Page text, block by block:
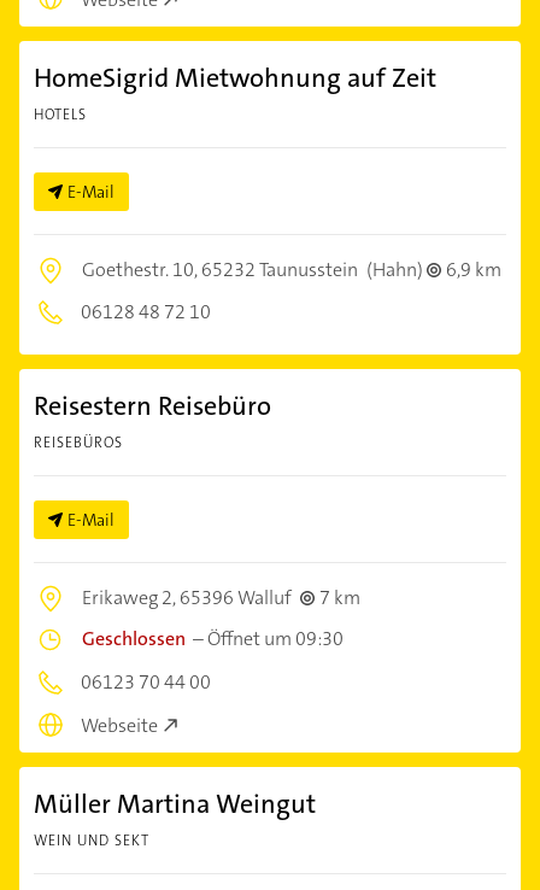
HomeSigrid Mietwohnung auf Zeit
HOTELS
E-Mail
Goethestr. 10,65232 Taunusstein (Hahn)
6,9 km
06128 48 72 10
Reisestern Reisebüro
REISEBÜROS
E-Mail
Erikaweg 2,65396 Walluf
7 km
Geschlossen –Öffnet um 09:30
06123 70 44 00
Webseite
Müller Martina Weingut
WEIN UND SEKT